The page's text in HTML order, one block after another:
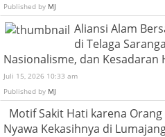
Published by MJ
Aliansi Alam
di Telaga
Nasionalisme, dan Kesadaran
Juli 15, 2026 10:33 am
Published by MJ
Motif Sakit Hati karena Orang
Nyawa Kekasihnya di